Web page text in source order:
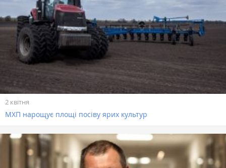
2 квітня
МХП нарощує площі посіву ярих культур